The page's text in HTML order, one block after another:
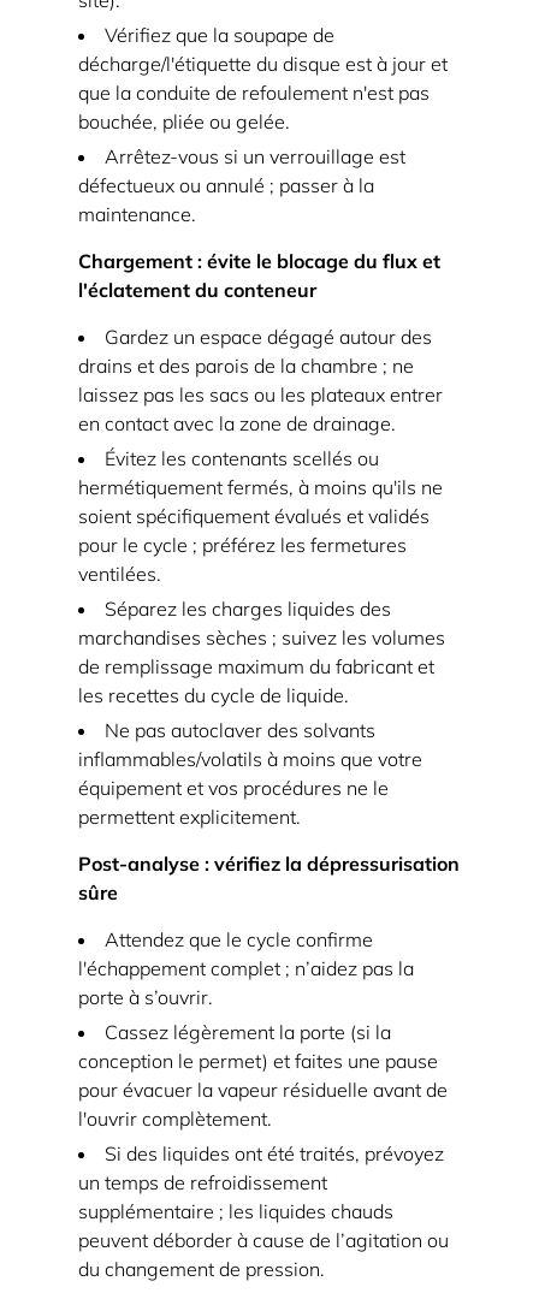
qui
augmentent
le
risque
d'explosion
6.1
« Si
le
contrôleur
indique
une
pression
nulle,
l’ouverture
peut
être
effectuée
en
toute
sécurité. »
6.2
« Une
soupape
de
sûreté
ne
soulève
jamais
signifie
que
le
système
est
sain. »
6.3
« Les
bouteilles
Vérifiez que la soupape de
décharge/l'étiquette du disque est à jour et
que la conduite de refoulement n'est pas
bouchée, pliée ou gelée.
Arrêtez-vous si un verrouillage est
défectueux ou annulé ; passer à la
maintenance.
Chargement : évite le blocage du flux et
l'éclatement du conteneur
Gardez un espace dégagé autour des
drains et des parois de la chambre ; ne
laissez pas les sacs ou les plateaux entrer
en contact avec la zone de drainage.
Évitez les contenants scellés ou
hermétiquement fermés, à moins qu'ils ne
soient spécifiquement évalués et validés
pour le cycle ; préférez les fermetures
ventilées.
Séparez les charges liquides des
marchandises sèches ; suivez les volumes
de remplissage maximum du fabricant et
les recettes du cycle de liquide.
Ne pas autoclaver des solvants
inflammables/volatils à moins que votre
équipement et vos procédures ne le
permettent explicitement.
Post-analyse : vérifiez la dépressurisation
sûre
Attendez que le cycle confirme
l'échappement complet ; n’aidez pas la
porte à s’ouvrir.
Cassez légèrement la porte (si la
conception le permet) et faites une pause
pour évacuer la vapeur résiduelle avant de
l'ouvrir complètement.
Si des liquides ont été traités, prévoyez
un temps de refroidissement
supplémentaire ; les liquides chauds
peuvent déborder à cause de l’agitation ou
du changement de pression.